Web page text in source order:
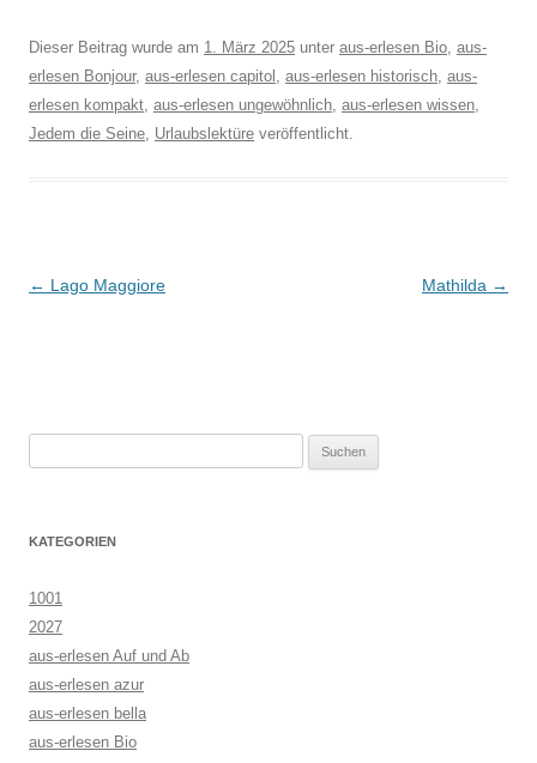
Dieser Beitrag wurde am 1. März 2025 unter aus-erlesen Bio, aus-
erlesen Bonjour, aus-erlesen capitol , aus-erlesen historisch, aus-
erlesen kompakt, aus-erlesen ungewöhnlich, aus-erlesen wissen,
Jedem die Seine, Urlaubslektüre veröffentlicht.
Beitragsnavigation
← Lago Maggiore Mathilda →
KATEGORIEN
1001
2027
aus-erlesen Auf und Ab
aus-erlesen azur
aus-erlesen bella
aus-erlesen Bio